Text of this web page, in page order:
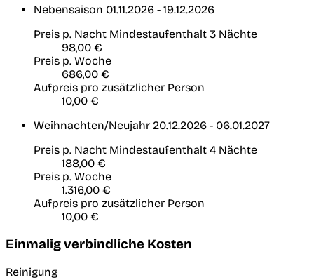
Nebensaison 01.11.2026 - 19.12.2026
Preis p. Nacht Mindestaufenthalt 3 Nächte
98,00 €
Preis p. Woche
686,00 €
Aufpreis pro zusätzlicher Person
10,00 €
Weihnachten/Neujahr 20.12.2026 - 06.01.2027
Preis p. Nacht Mindestaufenthalt 4 Nächte
188,00 €
Preis p. Woche
1.316,00 €
Aufpreis pro zusätzlicher Person
10,00 €
Einmalig verbindliche Kosten
Reinigung